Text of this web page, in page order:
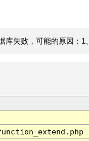
库失败，可能的原因：1